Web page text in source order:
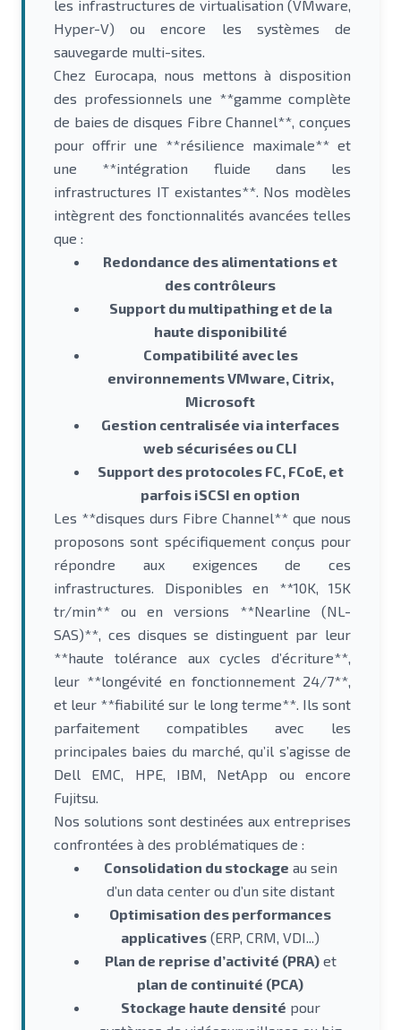
les infrastructures de virtualisation (VMware,
Hyper-V) ou encore les systèmes de
sauvegarde multi-sites.
Chez Eurocapa, nous mettons à disposition
des professionnels une **gamme complète
de baies de disques Fibre Channel**, conçues
pour offrir une **résilience maximale** et
une **intégration fluide dans les
infrastructures IT existantes**. Nos modèles
intègrent des fonctionnalités avancées telles
que :
Redondance des alimentations et
des contrôleurs
Support du multipathing et de la
haute disponibilité
Compatibilité avec les
environnements VMware, Citrix,
Microsoft
Gestion centralisée via interfaces
web sécurisées ou CLI
Support des protocoles FC, FCoE, et
parfois iSCSI en option
Les **disques durs Fibre Channel** que nous
proposons sont spécifiquement conçus pour
répondre aux exigences de ces
infrastructures. Disponibles en **10K, 15K
tr/min** ou en versions **Nearline (NL-
SAS)**, ces disques se distinguent par leur
**haute tolérance aux cycles d’écriture**,
leur **longévité en fonctionnement 24/7**,
et leur **fiabilité sur le long terme**. Ils sont
parfaitement compatibles avec les
principales baies du marché, qu’il s’agisse de
Dell EMC, HPE, IBM, NetApp ou encore
Fujitsu.
Nos solutions sont destinées aux entreprises
confrontées à des problématiques de :
Consolidation du stockage au sein
d’un data center ou d’un site distant
Optimisation des performances
applicatives (ERP, CRM, VDI...)
Plan de reprise d’activité (PRA)et
plan de continuité (PCA)
Stockage haute densité pour